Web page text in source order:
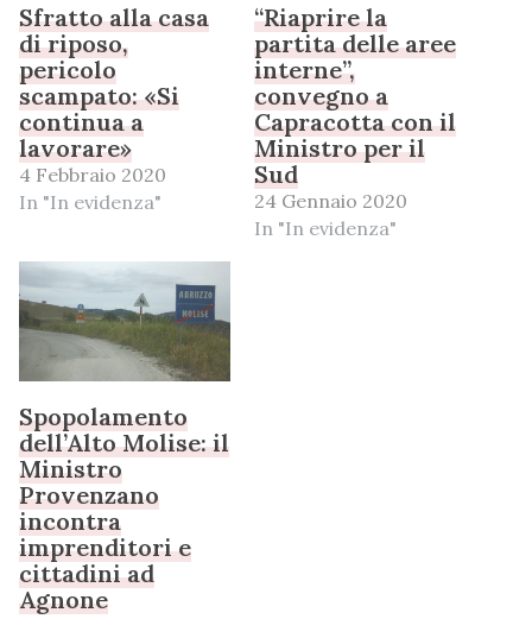
Sfratto alla casa
di riposo,
pericolo
scampato: «Si
continua a
lavorare»
4 Febbraio 2020
In "In evidenza"
“Riaprire la
partita delle aree
interne”,
convegno a
Capracotta con il
Ministro per il
Sud
24 Gennaio 2020
In "In evidenza"
Spopolamento
dell’Alto Molise: il
Ministro
Provenzano
incontra
imprenditori e
cittadini ad
Agnone